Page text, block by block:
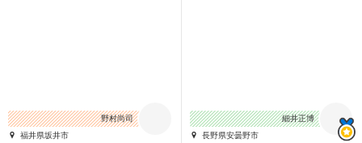
野村尚司
福井県坂井市
細井正博
長野県安曇野市